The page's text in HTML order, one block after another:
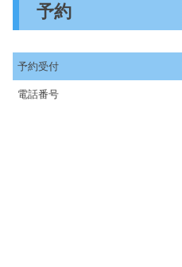
予約
予約受付
電話番号